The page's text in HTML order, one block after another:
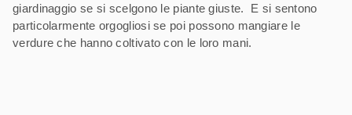
giardinaggio se si scelgono le piante giuste. E si sentono
particolarmente orgogliosi se poi possono mangiare le
verdure che hanno coltivato con le loro mani.